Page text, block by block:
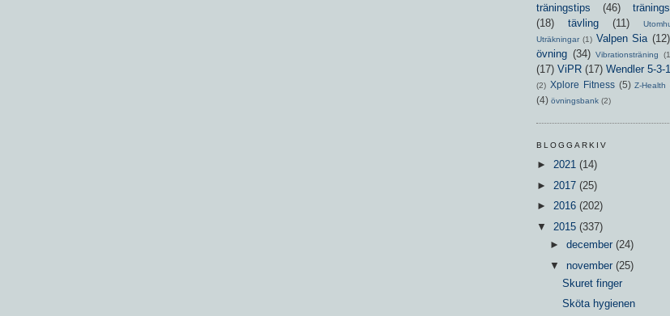
träningstips (46)
(18)
tävling (11)
Uträkningar (1) Valpen Sia (12)
övning (34) Vibrationsträning
(17) ViPR (17) Wendler 5-3-1
(2) Xplore Fitness (5) Z-Health
(4) övningsbank (2)
BLOGGARKIV
► 2021 (14)
► 2017 (25)
► 2016 (202)
▼ 2015 (337)
► december (24)
▼ november (25)
Skuret finger
Sköta hygienen